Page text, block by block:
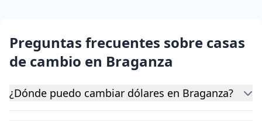
Preguntas frecuentes sobre casas
de cambio en Braganza
¿Dónde puedo cambiar dólares en Braganza?